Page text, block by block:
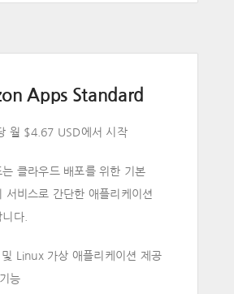
Apps Standard
월 $4.67 USD에서 시작
클라우드 배포를 위한 기본
서비스로 간단한 애플리케이션
다.
Linux 가상 애플리케이션 제공
능